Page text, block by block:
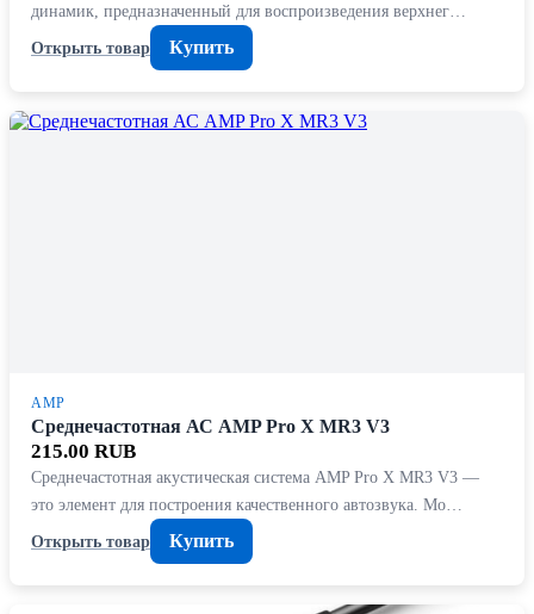
динамик, предназначенный для воспроизведения верхнег…
Открыть товар
Купить
AMP
Среднечастотная АС AMP Pro X MR3 V3
215.00 RUB
Среднечастотная акустическая система AMP Pro X MR3 V3 —
это элемент для построения качественного автозвука. Мо…
Открыть товар
Купить